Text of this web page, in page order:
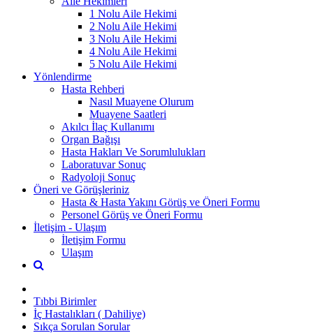
1 Nolu Aile Hekimi
2 Nolu Aile Hekimi
3 Nolu Aile Hekimi
4 Nolu Aile Hekimi
5 Nolu Aile Hekimi
Yönlendirme
Hasta Rehberi
Nasıl Muayene Olurum
Muayene Saatleri
Akılcı İlaç Kullanımı
Organ Bağışı
Hasta Hakları Ve Sorumlulukları
Laboratuvar Sonuç
Radyoloji Sonuç
Öneri ve Görüşleriniz
Hasta & Hasta Yakını Görüş ve Öneri Formu
Personel Görüş ve Öneri Formu
İletişim - Ulaşım
İletişim Formu
Ulaşım
Tıbbi Birimler
İç Hastalıkları ( Dahiliye)
Sıkça Sorulan Sorular